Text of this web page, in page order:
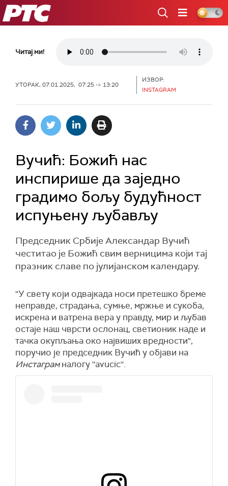
РТС
Читај ми!
УТОРАК, 07.01.2025, 07:25 -> 13:20
ИЗВОР:
INSTAGRAM
Вучић: Божић нас
инспирише да заједно
градимо бољу будућност
испуњену љубављу
Председник Србије Александар Вучић
честитао је Божић свим верницима који тај
празник славе по јулијанском календару.
"У свету који одвајкада носи претешко бреме
неправде, страдања, сумње, мржње и сукоба,
искрена и ватрена вера у правду, мир и љубав
остаје наш чврсти ослонац, светионик наде и
тачка окупљања око највиших вредности",
поручио је председник Вучић у објави на
Инстаграмналогу ''avucic''.